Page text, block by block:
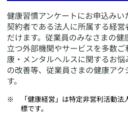
健康習慣アンケートにお申込み
契約者である法人に所属する経
だけます。従業員のみなさまの
立つ外部機関やサービスを多数
康・メンタルヘルスに関するお
の改善等、従業員さまの健康ア
す。
「健康経営」は特定非営利活動
標です。